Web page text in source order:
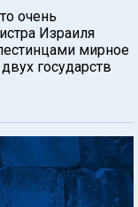
очень
Израиля
мирное
государств